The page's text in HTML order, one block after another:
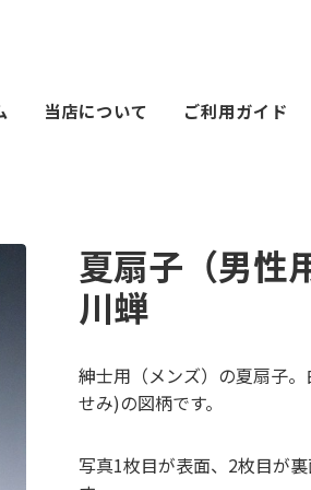
当店について ご利用ガイド
夏扇子（男性
川蝉
紳士用（メンズ）の夏扇子
せみ)の図柄です。
写真1枚目が表面、2枚目が